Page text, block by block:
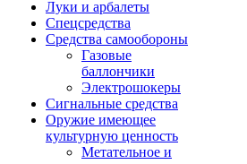
Луки и арбалеты
Спецсредства
Средства самообороны
Газовые
баллончики
Электрошокеры
Сигнальные средства
Оружие имеющее
культурную ценность
Метательное и